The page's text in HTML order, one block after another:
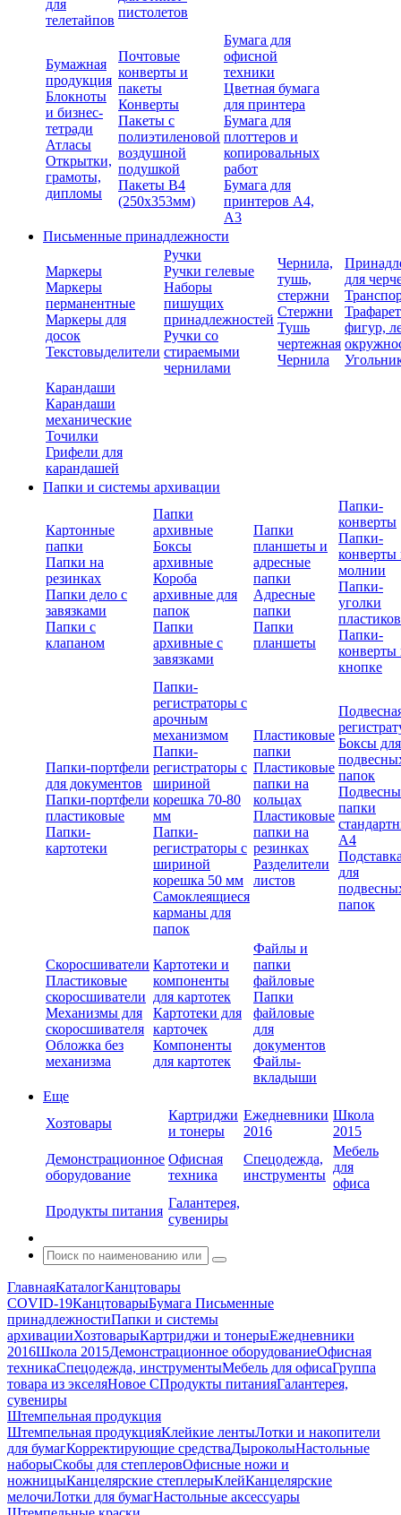
для
телетайпов
пистолетов
Бумажная
продукция
Блокноты
и бизнес-
тетради
Атласы
Открытки,
грамоты,
дипломы
Почтовые
конверты и
пакеты
Конверты
Пакеты с
полиэтиленовой
воздушной
подушкой
Пакеты В4
(250х353мм)
Бумага для
офисной
техники
Цветная бумага
для принтера
Бумага для
плоттеров и
копировальных
работ
Бумага для
принтеров А4,
А3
Письменные принадлежности
Маркеры
Маркеры
перманентные
Маркеры для
досок
Текстовыделители
Ручки
Ручки гелевые
Наборы
пишущих
принадлежностей
Ручки со
стираемыми
чернилами
Чернила,
тушь,
стержни
Стержни
Тушь
чертежная
Чернила
для
фигур,
Карандаши
Карандаши
механические
Точилки
Грифели для
карандашей
Папки и системы архивации
Картонные
папки
Папки на
резинках
Папки дело с
завязками
Папки с
клапаном
Папки
архивные
Боксы
архивные
Короба
архивные для
папок
Папки
архивные с
завязками
Папки
планшеты и
адресные
папки
Адресные
папки
Папки
планшеты
Папки-
конверты
Папки-
конверты
молнии
Папки-
уголки
Папки-
конверты
кнопке
Папки-портфели
для документов
Папки-портфели
пластиковые
Папки-
картотеки
Папки-
регистраторы с
арочным
механизмом
Папки-
регистраторы с
шириной
корешка 70-80
мм
Папки-
регистраторы с
шириной
корешка 50 мм
Самоклеящиеся
карманы для
папок
Пластиковые
папки
Пластиковые
папки на
кольцах
Пластиковые
папки на
резинках
Разделители
листов
Боксы для
папок
папки
А4
для
папок
Скоросшиватели
Пластиковые
скоросшиватели
Механизмы для
скоросшивателя
Обложка без
механизма
Картотеки и
компоненты
для картотек
Картотеки для
карточек
Компоненты
для картотек
Файлы и
папки
файловые
Папки
файловые
для
документов
Файлы-
вкладыши
Еще
Хозтовары
Картриджи
и тонеры
Ежедневники
2016
Школа
2015
Демонстрационное
оборудование
Офисная
техника
Спецодежда,
инструменты
Мебель
для
офиса
Продукты питания
Галантерея,
сувениры
ГлавнаяКаталогКанцтовары
COVID-19КанцтоварыБумага Письменные
принадлежностиПапки и системы
архивацииХозтоварыКартриджи и тонерыЕжедневники
2016Школа 2015Демонстрационное оборудованиеОфисная
техникаСпецодежда, инструментыМебель для офисаГруппа
товара из экселяНовое СПродукты питанияГалантерея,
сувениры
Штемпельная продукция
Штемпельная продукцияКлейкие лентыЛотки и накопители
для бумагКорректирующие средстваДыроколыНастольные
наборыСкобы для степлеровОфисные ножи и
ножницыКанцелярские степлерыКлейКанцелярские
мелочиЛотки для бумагНастольные аксессуары